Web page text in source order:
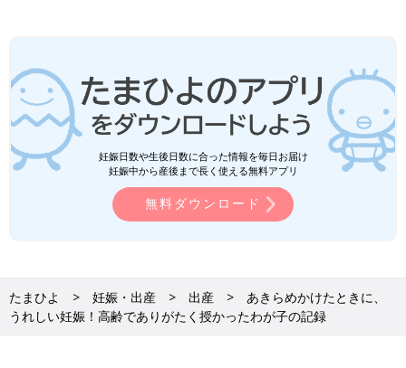
妊娠日数や生後日数に合った情報を毎日お届け
妊娠中から産後まで長く使える無料アプリ
無料ダウンロード
たまひよ 妊娠・出産 出産
あきらめかけたときに、
うれしい妊娠！高齢でありがたく授かったわが子の記録